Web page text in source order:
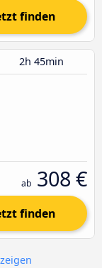
finden
2h 45min
ab 308 €
finden